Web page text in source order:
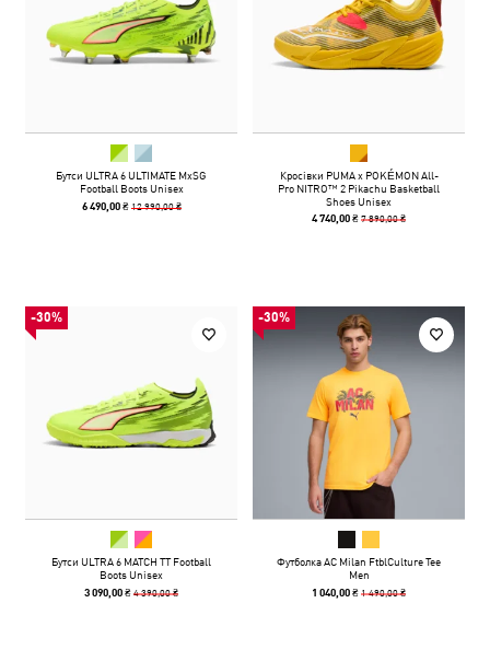
Бутси ULTRA 6 ULTIMATE MxSG
Football Boots Unisex
6 490,00 ₴ 12 990,00 ₴
Кросівки PUMA x POKÉMON All-
Pro NITRO™ 2 Pikachu Basketball
Shoes Unisex
4 740,00 ₴7 890,00 ₴
-30%
Бутси ULTRA 6 MATCH TT Football
Boots Unisex
3 090,00 ₴4 390,00 ₴
-30%
Футболка AC Milan FtblCulture Tee
Men
1 040,00 ₴1 490,00 ₴